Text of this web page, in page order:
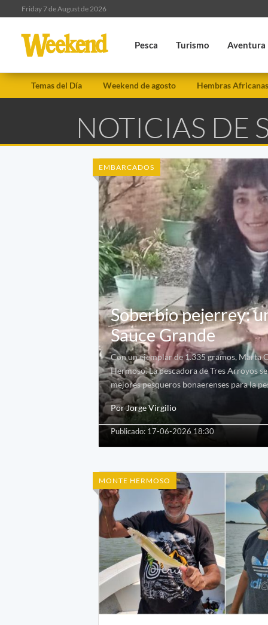
Friday 7 de August de 2026
Pesca Turismo Aventura
Temas del Día Weekend de agosto Hembras Africanas
NOTICIAS DE
EMBARCADOS
Soberbio pejerrey:
Sauce Grande
Con un ejemplar de 1.335 gramos, Marta
Hermoso. La pescadora de Tres Arroyos
mejores pesqueros bonaerenses para la
Por Jorge Virgilio
Publicado: 17-06-2026 18:30
MONTE HERMOSO